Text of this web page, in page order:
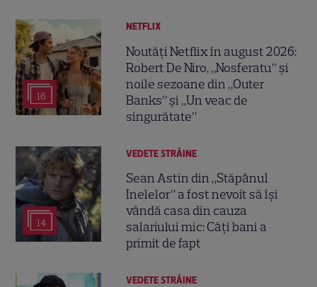
16
NETFLIX
Noutăți Netflix în august 2026:
Robert De Niro, „Nosferatu” și
noile sezoane din „Outer
Banks” și „Un veac de
singurătate”
14
VEDETE STRĂINE
Sean Astin din „Stăpânul
Inelelor” a fost nevoit să își
vândă casa din cauza
salariului mic: Câți bani a
primit de fapt
VEDETE STRĂINE